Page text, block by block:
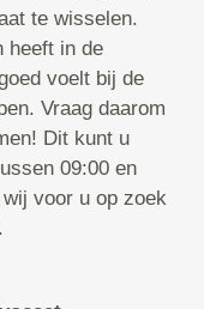
te wisselen.
heeft in de
voelt bij de
Vraag daarom
Dit kunt u
09:00 en
voor u op zoek